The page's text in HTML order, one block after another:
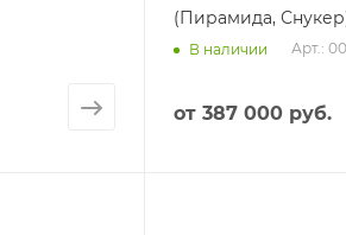
(Пирамида,
В наличии Арт.:
от 387 000 руб.